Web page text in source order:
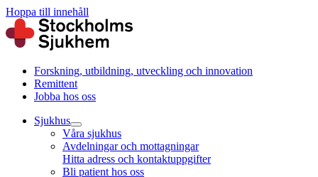
Hoppa till innehåll
Forskning, utbildning, utveckling och innovation
Remittent
Jobba hos oss
Sjukhus
Våra sjukhus
Avdelningar och mottagningar
Hitta adress och kontaktuppgifter
Bli patient hos oss